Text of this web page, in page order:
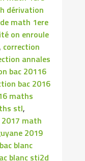
dérivation
math 1ere
on enroule
correction
annales
bac 20116
bac 2016
maths
stl,
math
2019
blanc
blanc sti2d